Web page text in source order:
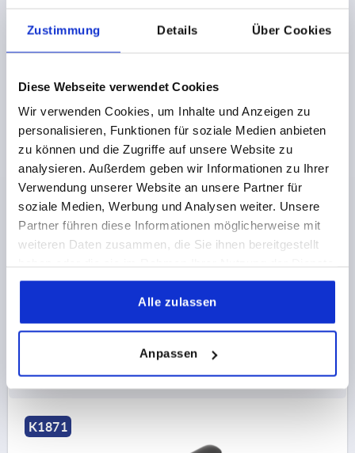
Zustimmung Details Über Cookies
Diese Webseite verwendet Cookies
Wir verwenden Cookies, um Inhalte und Anzeigen zu
personalisieren, Funktionen für soziale Medien anbieten
zu können und die Zugriffe auf unsere Website zu
analysieren. Außerdem geben wir Informationen zu Ihrer
Verwendung unserer Website an unsere Partner für
soziale Medien, Werbung und Analysen weiter. Unsere
Partner führen diese Informationen möglicherweise mit
weiteren Daten zusammen, die Sie ihnen bereitgestellt
gesammelt haben.
Alle zulassen
Anpassen
T-GRIFF D=M06X20, A=65,1, B=14,6, H=37, FORM:L
DUROPLAST HOCHGLANZPOLIERT, SCHWARZ,
KOMP:STAHL BLAU-PASSIVIERT
zzgl. Versandkosten
K1871